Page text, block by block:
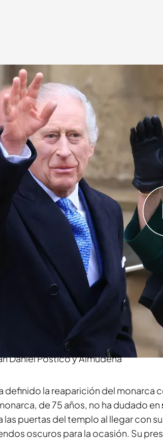
Pascua
Cuatro
III ha reaparecido públicamente
por la reina Camila, ha asistido al
iglesia de San Jorge
de los príncipes de Gales era de
de Kate
ha reaparecidopúblicamente en
la capilla de san Jorge, en el palacio
asistía toda la familia
príncipes de gales tras el reciente
Daniel Postico y Almudena
definido la reaparición del monarca
de 75 años, no ha dudado en
las puertas del templo al llegar con
oscuros para la ocasión. Su